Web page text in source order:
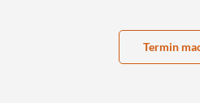
Termin